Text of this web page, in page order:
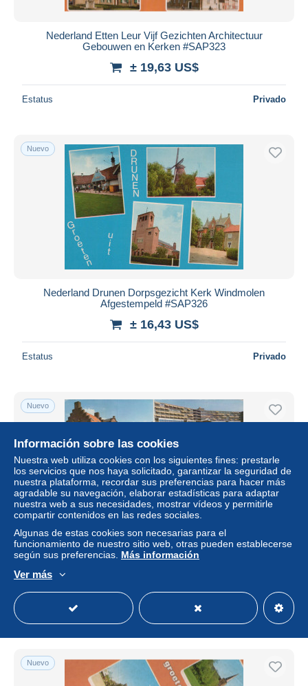
Nederland Etten Leur Vijf Gezichten Architectuur
Gebouwen en Kerken #SAP323
± 19,63 US$
Estatus Privado
Nuevo
Nederland Drunen Dorpsgezicht Kerk Windmolen
Afgestempeld #SAP326
± 16,43 US$
Estatus Privado
Nuevo
Nederland Dongen Stadsgezichten Architectuur Kanaal
Verzonden #SAP324
Privado
Nuevo
Información sobre las cookies
Nuestra web utiliza cookies con los siguientes fines: prestarle
los servicios que nos haya solicitado, garantizar la seguridad de
nuestra plataforma, recordar sus preferencias para hacer más
agradable su navegación, elaborar estadísticas para adaptar
nuestra web a sus necesidades, mostrar vídeos y permitirle
compartir contenidos en las redes sociales.
Algunas de estas cookies son necesarias para el
funcionamiento de nuestro sitio web, otras pueden establecerse
según sus preferencias. Más información
Ver más